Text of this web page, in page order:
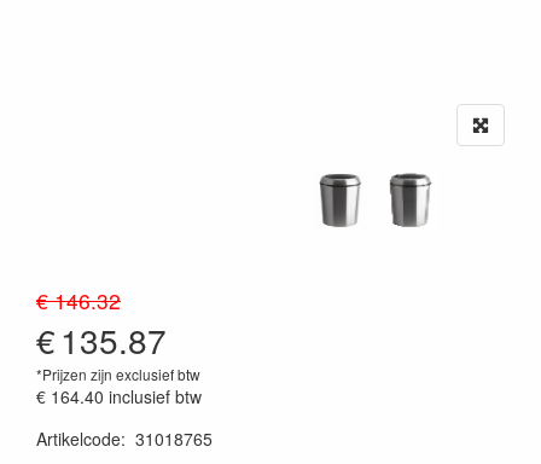
€ 146.32
€135.87
*Prijzen zijn exclusief btw
€ 164.40 inclusief btw
Artikelcode: 31018765